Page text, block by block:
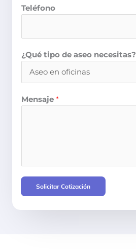
Teléfono
¿Qué tipo de aseo necesitas?
Mensaje *
Solicitar Cotización